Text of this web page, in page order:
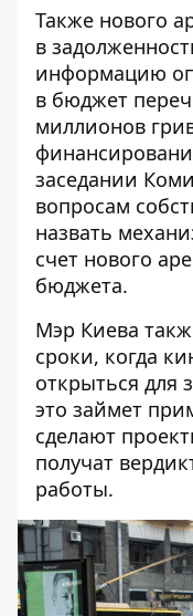
Также нового
в
информацию
в бюджет
миллионов
заседании
вопросам
назвать
счет нового
бюджета.
Мэр Киева
сроки, когда
открыться для
это займет
сделают
получат
работы.